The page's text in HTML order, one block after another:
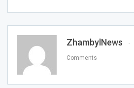
ZhambylNews
Comments